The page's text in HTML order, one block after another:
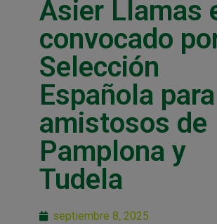
Asier Llamas
convocado
Selección
Española
amistosos de
Pamplona y
Tudela
septiembre 8, 2025